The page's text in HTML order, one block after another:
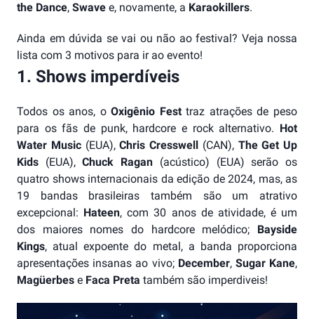
the Dance, Swave e, novamente, a Karaokillers.
Ainda em dúvida se vai ou não ao festival? Veja nossa
lista com 3 motivos para ir ao evento!
1. Shows imperdíveis
Todos os anos, oOxigênio Festtraz atrações de peso
para os fãs de punk, hardcore e rock alternativo. Hot
Water Music (EUA),Chris Cresswell (CAN),The Get Up
Kids (EUA),Chuck Ragan (acústico) (EUA) serão os
quatro shows internacionais da edição de 2024, mas, as
19 bandas brasileiras também são um atrativo
excepcional: Hateen, com 30 anos de atividade, é um
dos maiores nomes do hardcore melódico; Bayside
Kings, atual expoente do metal, a banda proporciona
apresentações insanas ao vivo; December, Sugar Kane,
Magüerbes e Faca Preta também são imperdiveis!